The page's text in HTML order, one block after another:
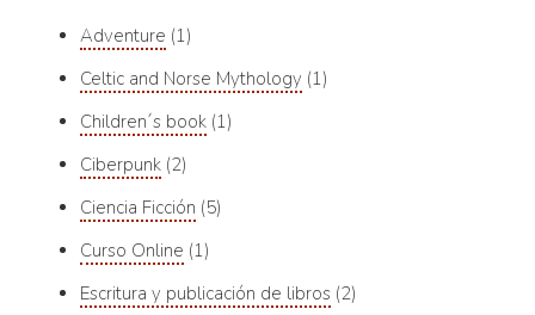
Adventure 1
Celtic and Norse Mythology 1
Children´s book 1
Ciberpunk 2
Ciencia Ficción 5
Curso Online 1
Escritura y publicación de libros 2